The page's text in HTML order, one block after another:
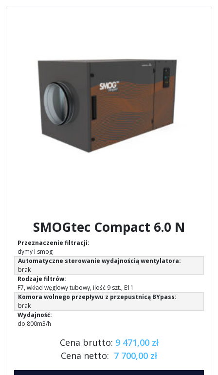
SMOGtec Compact 6.0 N
Przeznaczenie filtracji:
dymy i smog
Automatyczne sterowanie wydajnością wentylatora:
brak
Rodzaje filtrów:
F7, wkład węglowy tubowy, ilość 9 szt., E11
Komora wolnego przepływu z przepustnicą BYpass:
brak
Wydajność:
do 800m3/h
Cena brutto: 9 471,00 zł
Cena netto: 7 700,00 zł